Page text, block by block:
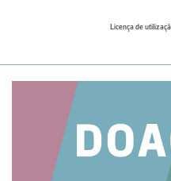
Licença de